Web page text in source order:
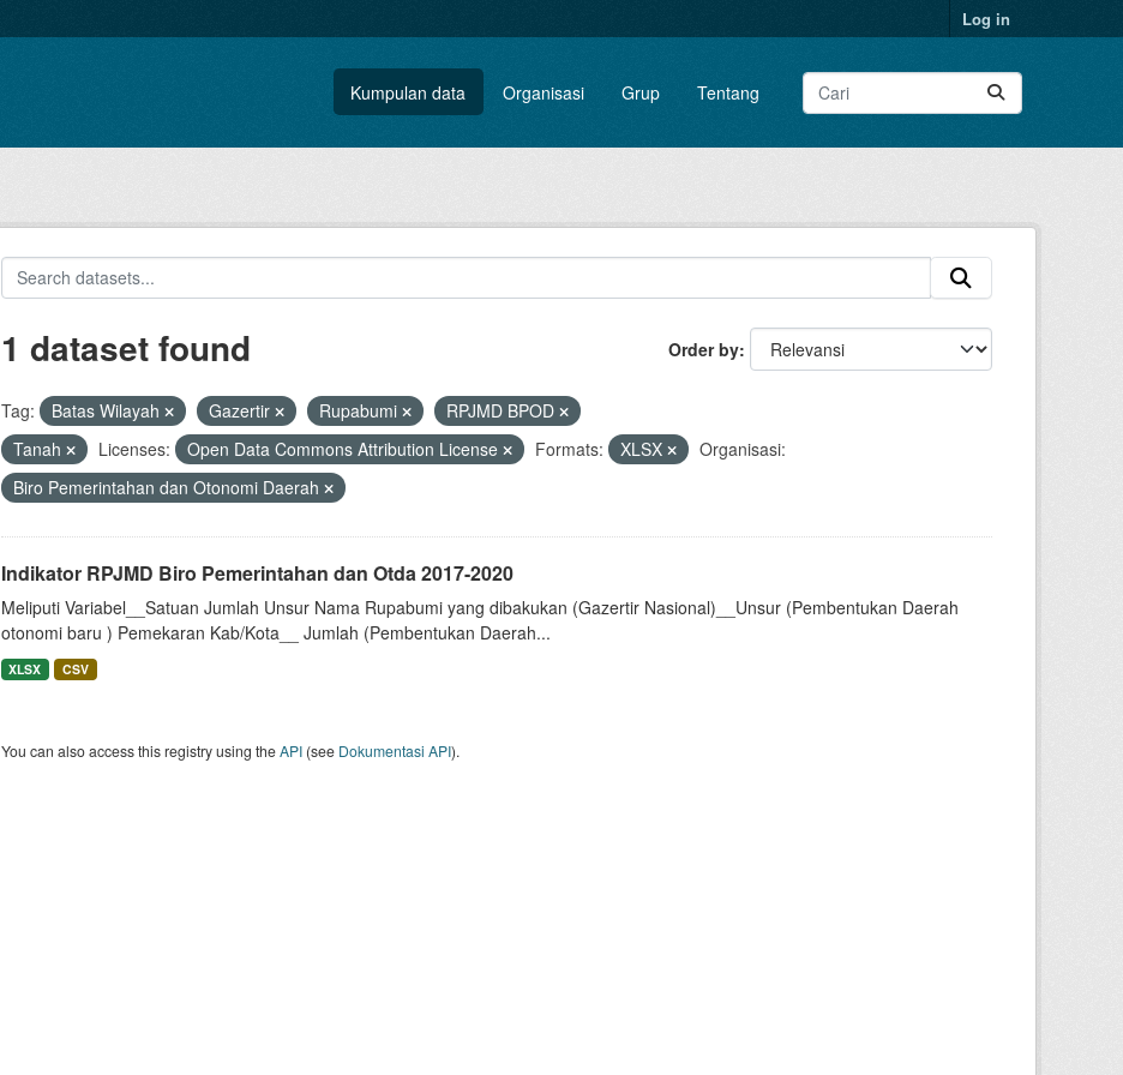
Log in
Kumpulan data Organisasi Grup Tentang
Order by
1 dataset found
Tag: Batas Wilayah Gazertir Rupabumi
RPJMD BPOD
Tanah
Licenses: Open Data Commons Attribution License Formats: XLSX
Organisasi:
Biro Pemerintahan dan Otonomi Daerah
Indikator RPJMD Biro Pemerintahan dan Otda 2017-2020
Meliputi Variabel__Satuan Jumlah Unsur Nama Rupabumi yang dibakukan (Gazertir Nasional)__Unsur (Pembentukan Daerah
otonomi baru ) Pemekaran Kab/Kota__ Jumlah (Pembentukan Daerah...
XLSX CSV
You can also access this registry using theAPI(see Dokumentasi API).